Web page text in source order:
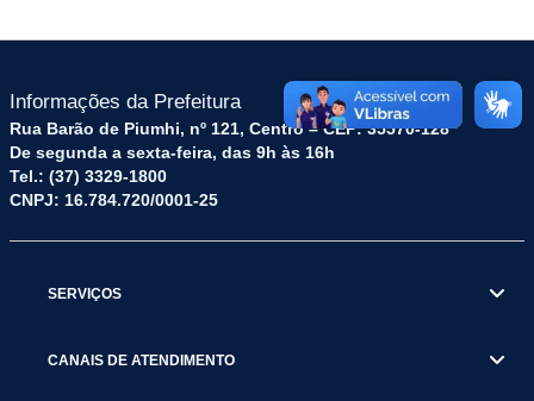
Informações da Prefeitura
Rua Barão de Piumhi, nº 121, Centro – CEP: 35570-128
De segunda a sexta-feira, das 9h às 16h
Tel.: (37) 3329-1800
CNPJ: 16.784.720/0001-25
SERVIÇOS
CANAIS DE ATENDIMENTO